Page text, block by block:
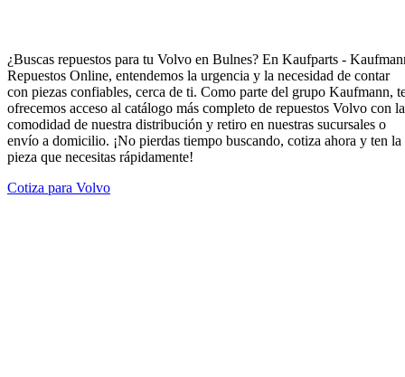
¿Buscas repuestos para tu Volvo en Bulnes? En Kaufparts -
Repuestos Online, entendemos la urgencia y la necesidad de contar
con piezas confiables, cerca de ti. Como parte del grupo Kaufmann,
ofrecemos acceso al catálogo más completo de repuestos Volvo con la
comodidad de nuestra distribución y retiro en nuestras sucursales o
envío a domicilio. ¡No pierdas tiempo buscando, cotiza ahora y ten la
pieza que necesitas rápidamente!
Cotiza para Volvo